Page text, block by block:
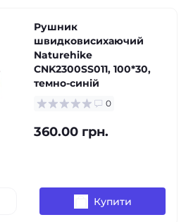
Рушник
швидковисихаючий
Naturehike
CNK2300SS011, 100*30,
темно-синій
0
360.00 грн.
Купити